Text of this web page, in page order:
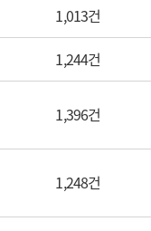
1,013건
1,244건
1,396건
1,248건